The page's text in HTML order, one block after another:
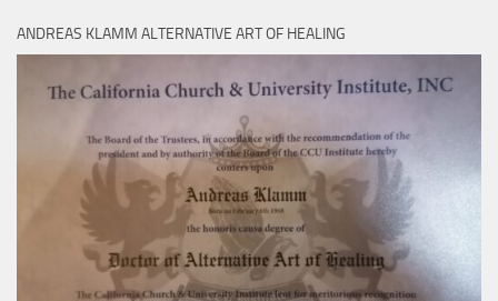
ANDREAS KLAMM ALTERNATIVE ART OF HEALING